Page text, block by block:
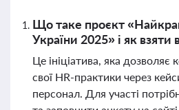
Що таке проєкт
України 2025» і як взяти
Це ініціатива, яка дозволяє
свої HR-практики через
персонал. Для участі